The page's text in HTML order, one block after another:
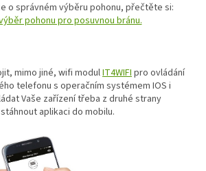
o správném výběru pohonu, přečtěte si:
pohonu pro posuvnou bránu.
mimo jiné, wifi modulIT4WIFIpro ovládání
telefonu s operačním systémem IOS i
Vaše zařízení třeba z druhé strany
aplikaci do mobilu.